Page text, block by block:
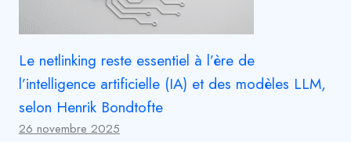
Le netlinking reste essentiel à l’ère de
l’intelligence artificielle (IA) et des modèles LLM,
selon Henrik Bondtofte
26 novembre 2025